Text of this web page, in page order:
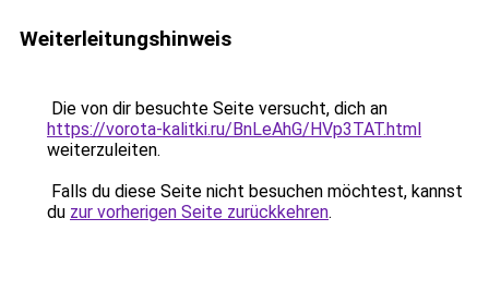
Weiterleitungshinweis
Die von dir besuchte Seite versucht, dich an
https://vorota-kalitki.ru/BnLeAhG/HVp3TAT.html
weiterzuleiten.
Falls du diese Seite nicht besuchen möchtest, kannst
du zur vorherigen Seite zurückkehren.